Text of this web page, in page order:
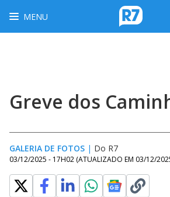
MENU
Greve dos
GALERIA DE FOTOS | Do R7
03/12/2025 - 17H02 (ATUALIZADO EM 03/12/